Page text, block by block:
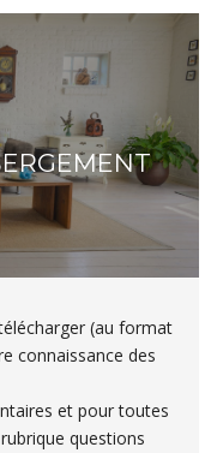
(au format
connaissance des
et pour toutes
questions